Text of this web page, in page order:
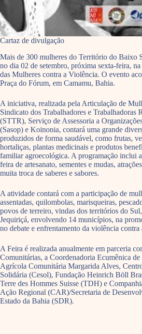
Cartaz de divulgação
Mais de 300 mulheres do Território do Baixo
no dia 02 de setembro, próxima sexta-feira,
das Mulheres contra a Violência. O evento
Praça do Fórum, em Camamu, Bahia.
A iniciativa, realizada pela Articulação de
Sindicato dos Trabalhadores e Trabalhadoras
(STTR), Serviço de Assessoria a
(Sasop) e Koinonia, contará uma grande
produzidos de forma saudável, como frutas,
hortaliças, plantas medicinais e produtos
familiar agroecológica. A programação inclui
feira de artesanato, sementes e mudas,
muita troca de saberes e sabores.
A atividade contará com a participação de
assentadas, quilombolas, marisqueiras,
povos de terreiro, vindas dos territórios do
Jequiriçá, envolvendo 14 municípios, na
no debate e enfrentamento da violência contra
A Feira é realizada anualmente em parceria
Comunitárias, a Coordenadoria Ecumênica
Agrícola Comunitária Margarida Alves,
Solidária (Cesol), Fundação Heinrich Böll
Terre des Hommes Suisse (TDH) e
Ação Regional (CAR)/Secretaria de
Estado da Bahia (SDR).